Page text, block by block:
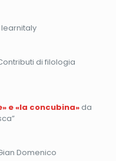
di filologia
e «la concubina»da
Domenico